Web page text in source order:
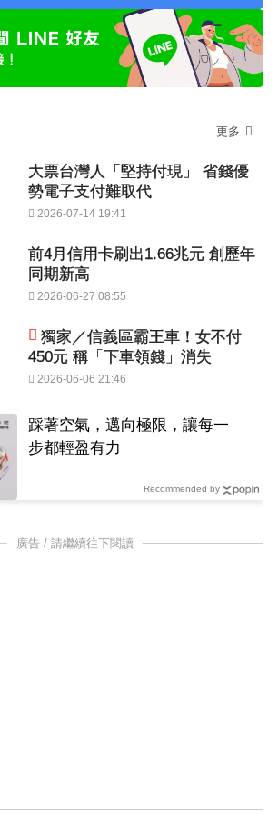
更多
大票台灣人「堅持付現」 省錢優
勢電子支付難取代
2026-07-14 19:41
前4月信用卡刷出1.66兆元 創歷年
同期新高
2026-06-27 08:55
獨家／信義區霸王車！女不付
450元 稱「下車領錢」消失
2026-06-06 21:46
踩著空氣，邁向極限，讓每一
步都輕盈有力
Recommended by
廣告 / 請繼續往下閱讀